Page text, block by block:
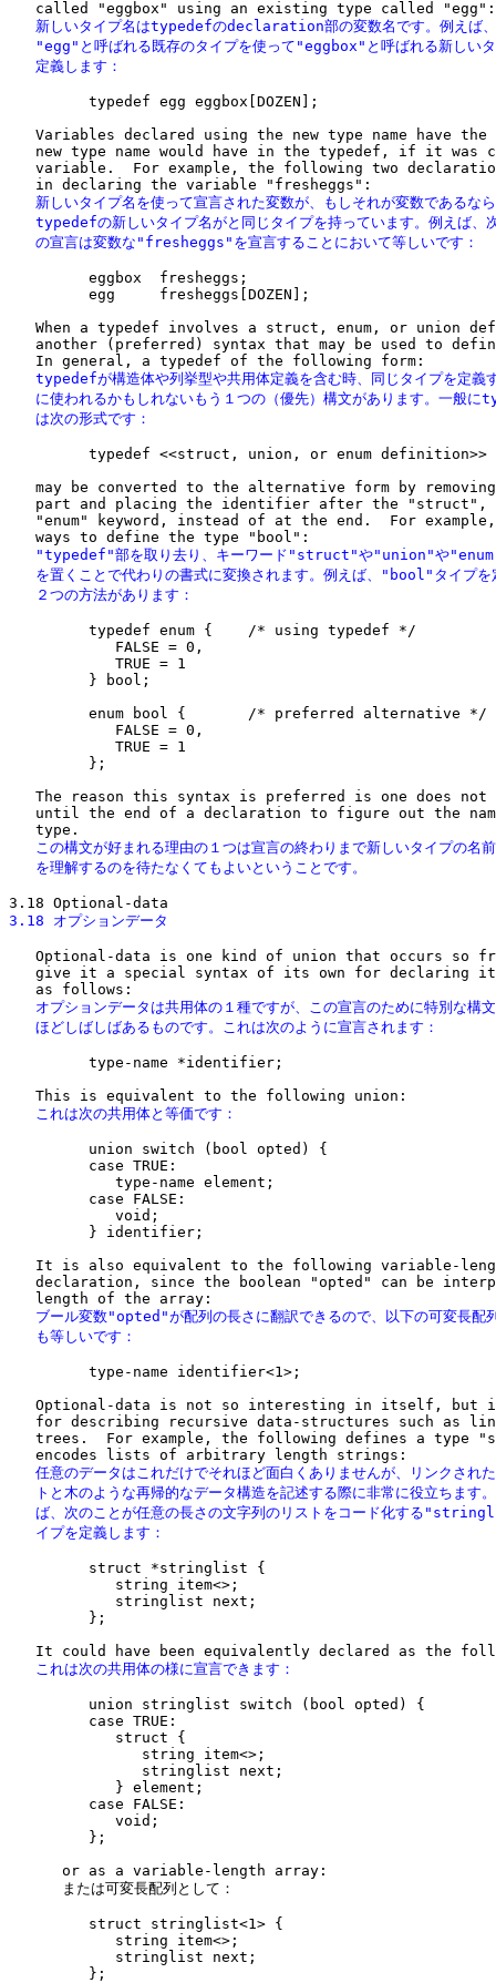
新しいタイプ名はtypedefのdeclaration部の変数名です。例えば
"egg"と呼ばれる既存のタイプを使って"eggbox"と呼ばれる新しい
   定義します：
         typedef egg eggbox[DOZEN];
Variables declared using the new type name have the
new type name would have in the typedef, if it was
variable.  For example, the following two
新しいタイプ名を使って宣言された変数が、もしそれが変数であるな
typedefの新しいタイプ名がと同じタイプを持っています。例えば、
   の宣言は変数な"fresheggs"を宣言することにおいて等しいです：
         eggbox  fresheggs;
         egg     fresheggs[DOZEN];
When a typedef involves a struct, enum, or union
another (preferred) syntax that may be used to
typedefが構造体や列挙型や共用体定義を含む時、同じタイプを定義
に使われるかもしれないもう１つの（優先）構文があります。一般に
   は次の形式です：
typedef <<struct, union, or enum definition>>
may be converted to the alternative form by
part and placing the identifier after the "struct",
"enum" keyword, instead of at the end.  For
"typedef"部を取り去り、キーワード"struct"や"union"や
を置くことで代わりの書式に変換されます。例えば、"bool"タイプを
   ２つの方法があります：
         typedef enum {    /* using typedef */
            FALSE = 0,
            TRUE = 1
         } bool;
         enum bool {       /* preferred alternative */
            FALSE = 0,
            TRUE = 1
         };
The reason this syntax is preferred is one does not
until the end of a declaration to figure out the
   この構文が好まれる理由の１つは宣言の終わりまで新しいタイプの名前
   を理解するのを待たなくてもよいということです。
3.18 オプションデータ
Optional-data is one kind of union that occurs so
give it a special syntax of its own for declaring
オプションデータは共用体の１種ですが、この宣言のために特別な構
   ほどしばしばあるものです。これは次のように宣言されます：
         type-name *identifier;
   これは次の共用体と等価です：
         union switch (bool opted) {
         case TRUE:
            type-name element;
         case FALSE:
            void;
         } identifier;
It is also equivalent to the following variable-
declaration, since the boolean "opted" can be
ブール変数"opted"が配列の長さに翻訳できるので、以下の可変長配
   も等しいです：
         type-name identifier<1>;
Optional-data is not so interesting in itself, but
for describing recursive data-structures such as
trees.  For example, the following defines a type
任意のデータはこれだけでそれほど面白くありませんが、リンクされ
トと木のような再帰的なデータ構造を記述する際に非常に役立ちます
ば、次のことが任意の長さの文字列のリストをコード化する
   イプを定義します：
         struct *stringlist {
            string item<>;
            stringlist next;
         };
   これは次の共用体の様に宣言できます：
         union stringlist switch (bool opted) {
         case TRUE:
            struct {
               string item<>;
               stringlist next;
            } element;
         case FALSE:
            void;
         };
      or as a variable-length array:
      または可変長配列として：
         struct stringlist<1> {
            string item<>;
            stringlist next;
         };